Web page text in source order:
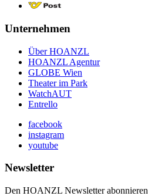
Unternehmen
Über HOANZL
HOANZL Agentur
GLOBE Wien
Theater im Park
WatchAUT
Entrello
facebook
instagram
youtube
Newsletter
Den HOANZL Newsletter abonnieren